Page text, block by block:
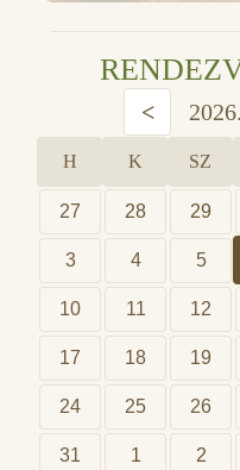
<
H K SZ
27 28 29
3 4 5
10 11 12
17 18 19
24 25 26
31 1 2